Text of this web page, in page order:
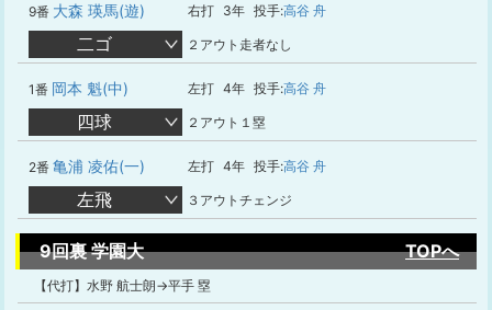
9番 大森 瑛馬(遊) 右打 3年 投手:高谷 舟
二ゴ ２アウト走者なし
1番 岡本 魁(中) 左打 4年 投手:高谷 舟
四球 ２アウト１塁
2番 亀浦 凌佑(一) 左打 4年 投手:高谷 舟
左飛 ３アウトチェンジ
9回裏 学園大 TOPへ
【代打】水野 航士朗→平手 塁